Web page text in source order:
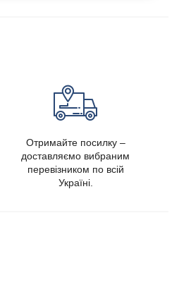
Отримайте посилку –
доставляємо вибраним
перевізником по всій
Україні.